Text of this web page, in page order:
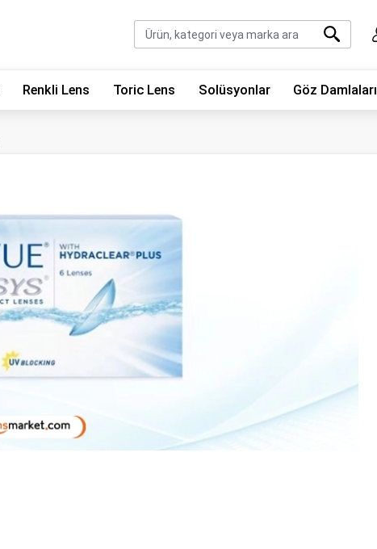
Renkli Lens Toric Lens Solüsyonlar Göz Damlaları